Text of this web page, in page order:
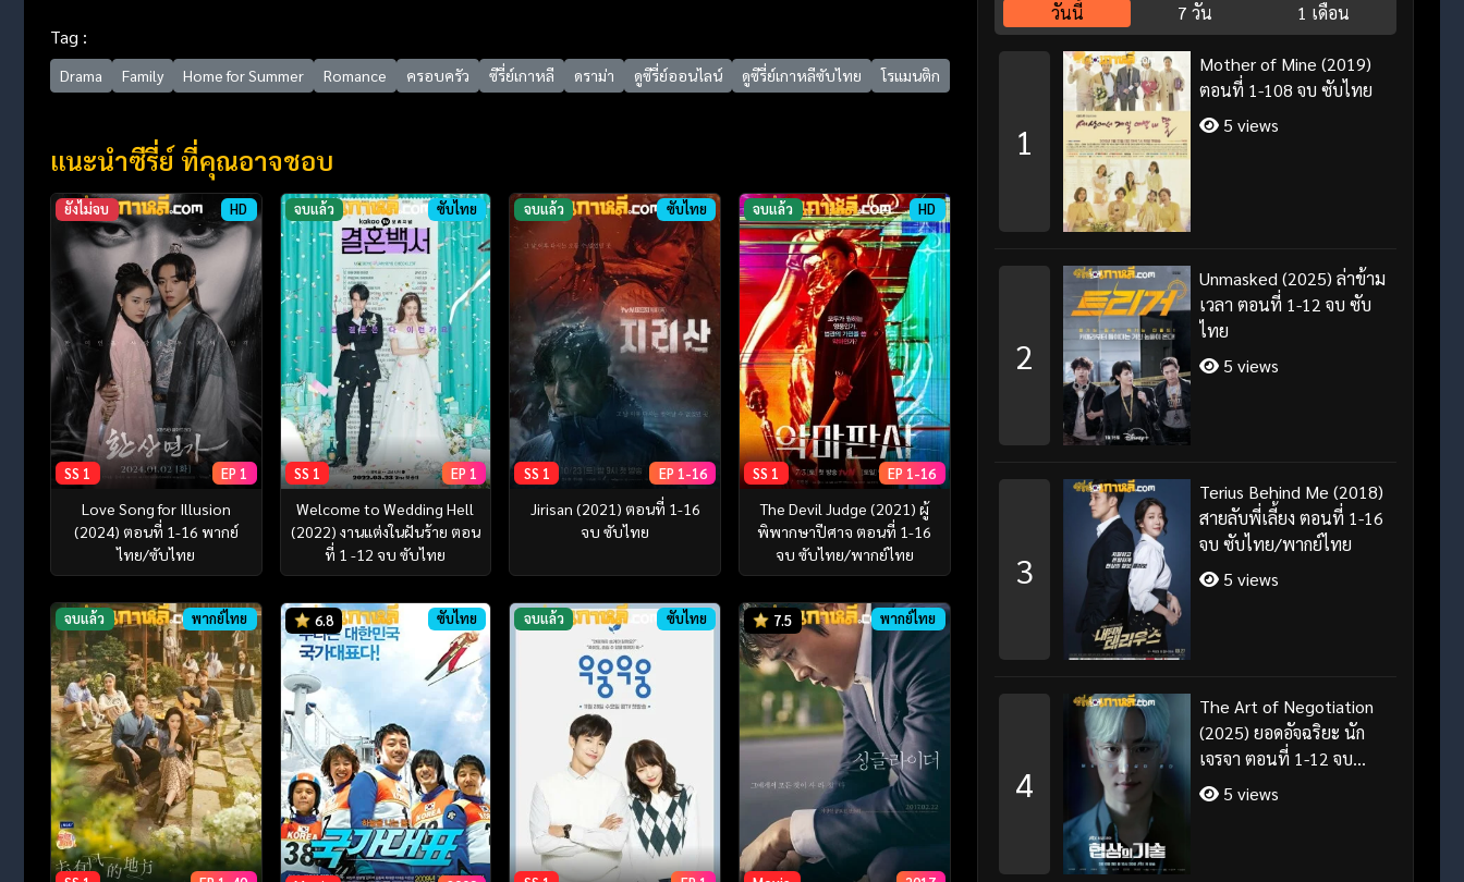
Tag :
Drama Family Home for Summer Romance ครอบครัว ซีรี่ย์เกาหลี ดราม่า ดูซีรี่ย์ออนไลน์ ดูซีรี่ย์เกาหลีซับไทย โรแมนติก
แนะนำซีรี่ย์ ที่คุณอาจชอบ
ยังไม่จบ HD
SS 1 EP 1
Love Song for Illusion
(2024) ตอนที่ 1-16 พากย์
ไทย/ซับไทย
จบแล้ว ซับไทย
SS 1 EP 1
Welcome to Wedding Hell
(2022) งานแต่งในฝันร้าย ตอน
ที่ 1 -12 จบ ซับไทย
จบแล้ว ซับไทย
SS 1 EP 1-16
Jirisan (2021) ตอนที่ 1-16
จบ ซับไทย
จบแล้ว HD
SS 1 EP 1-16
The Devil Judge (2021) ผู้
พิพากษาปีศาจ ตอนที่ 1-16
จบ ซับไทย/พากย์ไทย
จบแล้ว พากย์ไทย 6.8 ซับไทย จบแล้ว ซับไทย 7.5 พากย์ไทย
วันนี้ 7 วัน 1 เดือน
1
Mother of Mine (2019)
ตอนที่ 1-108 จบ ซับไทย
5 views
2
Unmasked (2025) ล่าข้าม
เวลา ตอนที่ 1-12 จบ ซับ
ไทย
5 views
3
Terius Behind Me (2018)
สายลับพี่เลี้ยง ตอนที่ 1-16
จบ ซับไทย/พากย์ไทย
5 views
4
The Art of Negotiation
(2025) ยอดอัจฉริยะ นัก
เจรจา ตอนที่ 1-12 จบ
พากย์ไทย/ซับไทย
5 views